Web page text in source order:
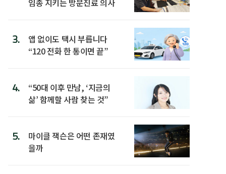
임종 지키는 방문진료 의사
3.
앱 없이도 택시 부릅니다
“120 전화 한 통이면 끝”
4.
“50대 이후 만남, ‘지금의
삶’ 함께할 사람 찾는 것”
5.
마이클 잭슨은 어떤 존재였
을까